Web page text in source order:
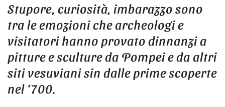
Stupore, curiosità, imbarazzo sono
tra le emozioni che archeologi e
visitatori hanno provato dinnanzi a
pitture e sculture da Pompei e da altri
siti vesuviani sin dalle prime scoperte
nel ‘700.